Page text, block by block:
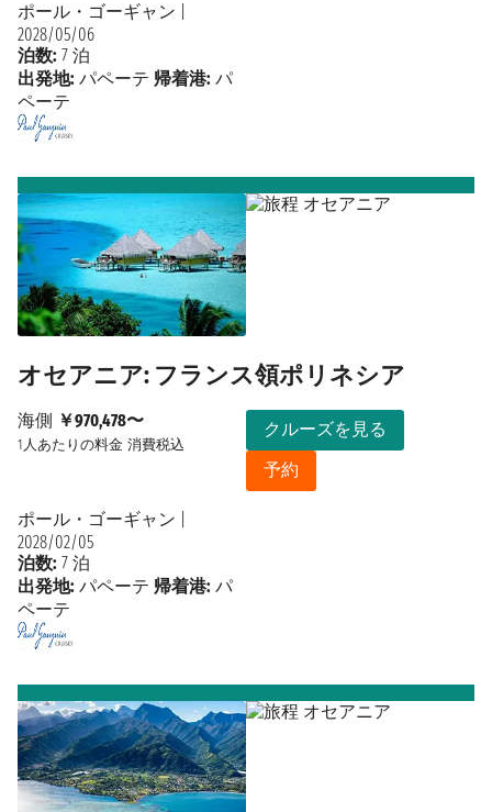
ポール・ゴーギャン
2028/05/06
泊数: 7 泊
出発地: パペーテ 帰着港: パ
ペーテ
オセアニア: フランス領ポリネシア
海側 ￥970,478〜
1人あたりの料金 消費税込
クルーズを見る
予約
ポール・ゴーギャン
2028/02/05
泊数: 7 泊
出発地: パペーテ 帰着港: パ
ペーテ